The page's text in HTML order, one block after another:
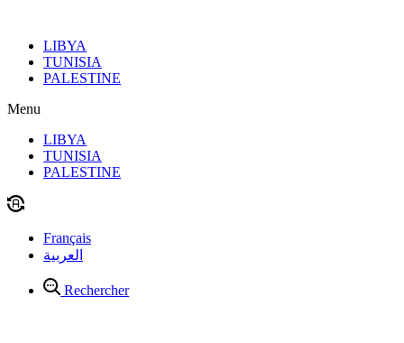
contenuLIBYA
TUNISIA
PALESTINE
Menu
LIBYA
TUNISIA
PALESTINE
Français
العربية
Rechercher